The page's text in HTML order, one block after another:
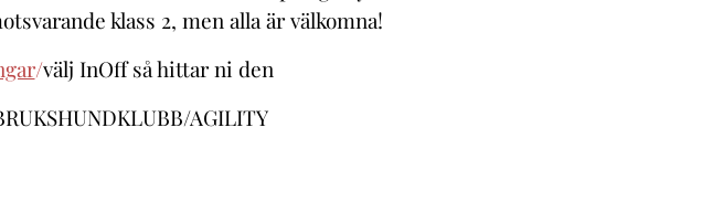
klass 2, men alla är välkomna!
/välj InOff så hittar ni den
AGILITY